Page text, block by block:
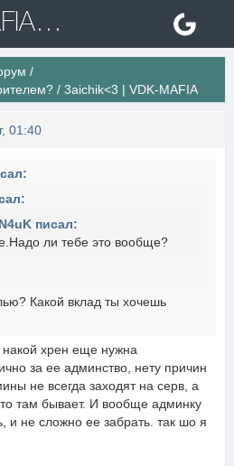
✌ CS-MAFIA.RU ✌ Игровые сервера Counter Strike 1.6
/
/ 3aichik<3 | VDK-MAFIA
01:40
писал:
ли тебе это вообще?
Какой вклад ты хочешь
хрен еще нужна
за ее админство, нету причин
не всегда заходят на серв, а
там бывает. И вообще админку
и не сложно ее забрать. так шо я